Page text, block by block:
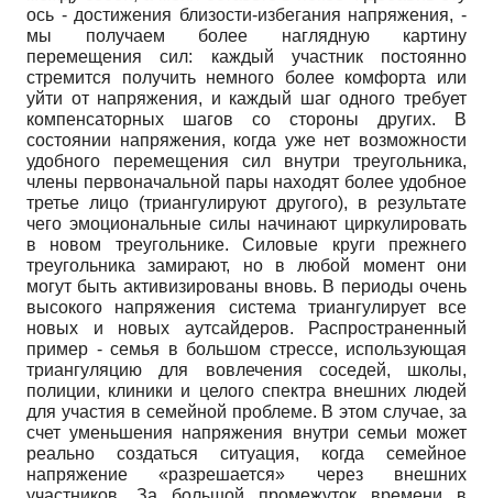
ось - достижения близости-избегания напряжения, -
мы получаем более наглядную картину
перемещения сил: каждый участник постоянно
стремится получить немного более комфорта или
уйти от напряжения, и каждый шаг одного требует
компенсаторных шагов со стороны других. В
состоянии напряжения, когда уже нет возможности
удобного перемещения сил внутри треугольника,
члены первоначальной пары находят более удобное
третье лицо (триангулируют другого), в результате
чего эмоциональные силы начинают циркулировать
в новом треугольнике. Силовые круги прежнего
треугольника замирают, но в любой момент они
могут быть активизированы вновь. В периоды очень
высокого напряжения система триангулирует все
новых и новых аутсайдеров. Распространенный
пример - семья в большом стрессе, использующая
триангуляцию для вовлечения соседей, школы,
полиции, клиники и целого спектра внешних людей
для участия в семейной проблеме. В этом случае, за
счет уменьшения напряжения внутри семьи может
реально создаться ситуация, когда семейное
напряжение «разрешается» через внешних